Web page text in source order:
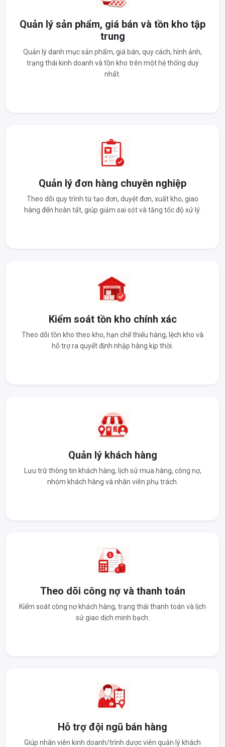
Quản lý sản phẩm, giá bán và tồn kho tập
trung
Quản lý danh mục sản phẩm, giá bán, quy cách, hình ảnh,
trạng thái kinh doanh và tồn kho trên một hệ thống duy
nhất.
Quản lý đơn hàng chuyên nghiệp
Theo dõi quy trình từ tạo đơn, duyệt đơn, xuất kho, giao
hàng đến hoàn tất, giúp giảm sai sót và tăng tốc độ xử lý.
Kiểm soát tồn kho chính xác
Theo dõi tồn kho theo kho, hạn chế thiếu hàng, lệch kho và
hỗ trợ ra quyết định nhập hàng kịp thời.
Quản lý khách hàng
Lưu trữ thông tin khách hàng, lịch sử mua hàng, công nợ,
nhóm khách hàng và nhân viên phụ trách.
Theo dõi công nợ và thanh toán
Kiểm soát công nợ khách hàng, trạng thái thanh toán và lịch
sử giao dịch minh bạch.
Hỗ trợ đội ngũ bán hàng
Giúp nhân viên kinh doanh/trình dược viên quản lý khách